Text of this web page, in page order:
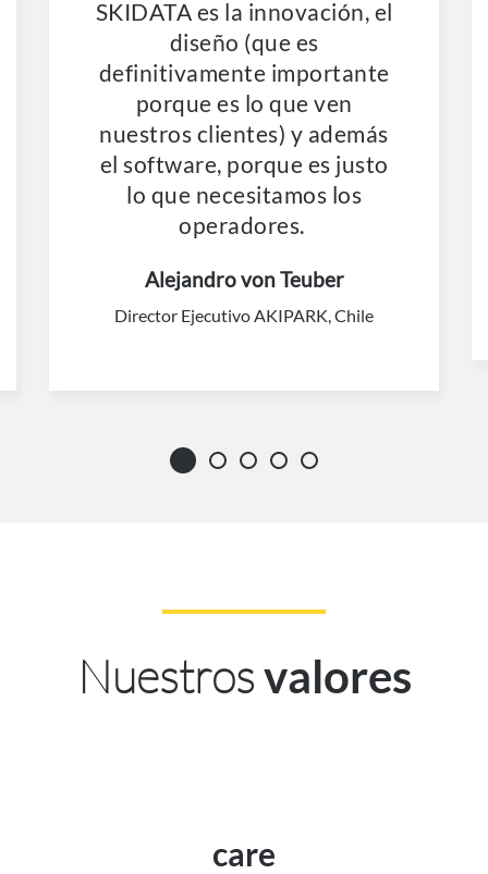
SKIDATA es la innovación, el
diseño (que es
definitivamente importante
porque es lo que ven
nuestros clientes) y además
el software, porque es justo
lo que necesitamos los
operadores.
Alejandro von Teuber
Director Ejecutivo AKIPARK, Chile
Nuestrosvalores
care